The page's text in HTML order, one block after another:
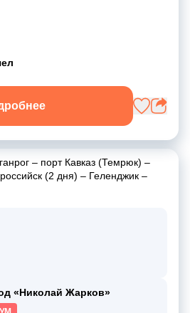
– порт Кавказ (Темрюк) –
(2 дня) – Геленджик –
«Николай Жарков»